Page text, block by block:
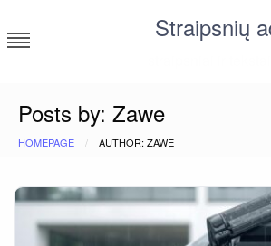
to
content
Straipsnių
Posts by: Zawe
HOMEPAGE AUTHOR: ZAWE